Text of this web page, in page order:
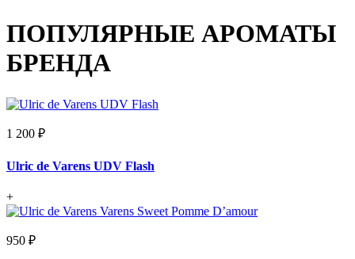
ПОПУЛЯРНЫЕ АРОМАТЫ
БРЕНДА
1 200 ₽
Ulric de Varens UDV Flash
+
950 ₽